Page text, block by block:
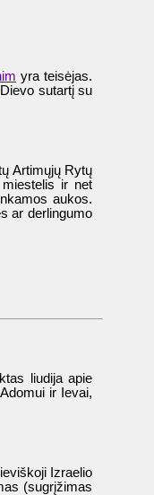
yra teisėjas.
sutartį su
Artimųjų Rytų
ir net
aukos.
ar derlingumo
liudija apie
ir Ievai,
Izraelio
(sugrįžimas